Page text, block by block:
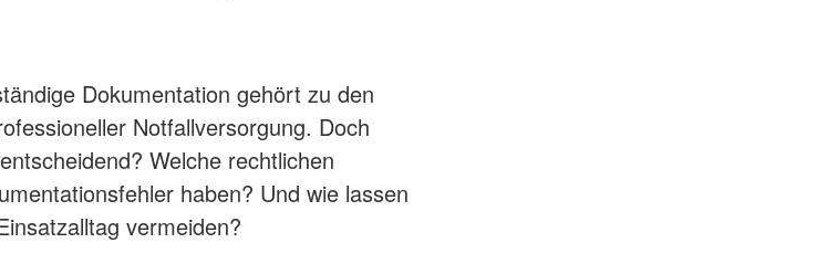
Dokumentation gehört zu den
Notfallversorgung. Doch
Welche rechtlichen
haben? Und wie lassen
vermeiden?